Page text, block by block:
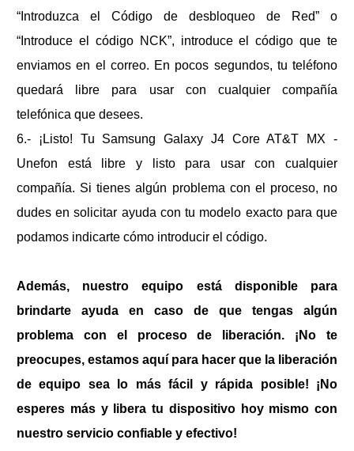
“Introduzca el Código de desbloqueo de Red” o
“Introduce el código NCK”, introduce el código que te
enviamos en el correo. En pocos segundos, tu teléfono
quedará libre para usar con cualquier compañía
telefónica que desees.
6.- ¡Listo! Tu Samsung Galaxy J4 Core AT&T MX -
Unefon está libre y listo para usar con cualquier
compañía. Si tienes algún problema con el proceso, no
dudes en solicitar ayuda con tu modelo exacto para que
podamos indicarte cómo introducir el código.
Además, nuestro equipo está disponible para
brindarte ayuda en caso de que tengas algún
problema con el proceso de liberación. ¡No te
preocupes, estamos aquí para hacer que la liberación
de equipo sea lo más fácil y rápida posible! ¡No
esperes más y libera tu dispositivo hoy mismo con
nuestro servicio confiable y efectivo!